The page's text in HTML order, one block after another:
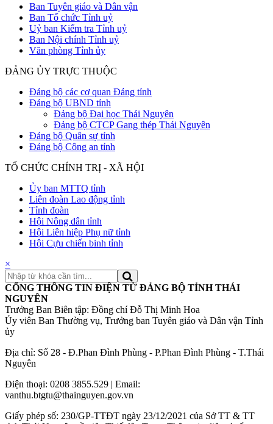
Ban Tuyên giáo và Dân vận
Ban Tổ chức Tỉnh uỷ
Uỷ ban Kiểm tra Tỉnh uỷ
Ban Nội chính Tỉnh uỷ
Văn phòng Tỉnh ủy
ĐẢNG ỦY TRỰC THUỘC
Đảng bộ các cơ quan Đảng tỉnh
Đảng bộ UBND tỉnh
Đảng bộ Đại học Thái Nguyên
Đảng bộ CTCP Gang thép Thái Nguyên
Đảng bộ Quân sự tỉnh
Đảng bộ Công an tỉnh
TỔ CHỨC CHÍNH TRỊ - XÃ HỘI
Ủy ban MTTQ tỉnh
Liên đoàn Lao động tỉnh
Tỉnh đoàn
Hội Nông dân tỉnh
Hội Liên hiệp Phụ nữ tỉnh
Hội Cựu chiến binh tỉnh
×
CỔNG THÔNG TIN ĐIỆN TỬ ĐẢNG BỘ TỈNH THÁI
NGUYÊN
Trưởng Ban Biên tập: Đồng chí Đỗ Thị Minh Hoa
Ủy viên Ban Thường vụ, Trưởng ban Tuyên giáo và Dân vận Tỉnh
ủy
Địa chỉ: Số 28 - Đ.Phan Đình Phùng - P.Phan Đình Phùng - T.Thái
Nguyên
Điện thoại: 0208 3855.529 | Email:
vanthu.btgtu@thainguyen.gov.vn
Giấy phép số: 230/GP-TTĐT ngày 23/12/2021 của Sở TT & TT